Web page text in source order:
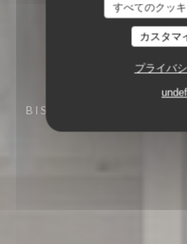
すべてのクッ
カスタマ
プライバ
BISTRONOMIQUE
39